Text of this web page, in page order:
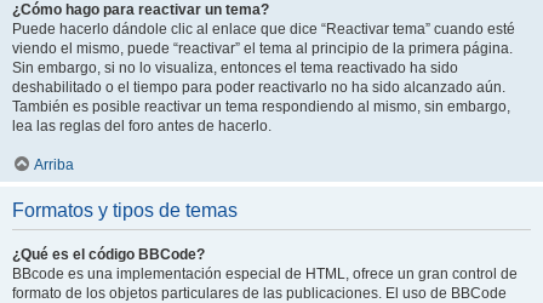
¿Cómo hago para reactivar un tema?
Puede hacerlo dándole clic al enlace que dice “Reactivar tema” cuando esté
viendo el mismo, puede “reactivar” el tema al principio de la primera página.
Sin embargo, si no lo visualiza, entonces el tema reactivado ha sido
deshabilitado o el tiempo para poder reactivarlo no ha sido alcanzado aún.
También es posible reactivar un tema respondiendo al mismo, sin embargo,
lea las reglas del foro antes de hacerlo.
Arriba
Formatos y tipos de temas
¿Qué es el código BBCode?
BBcode es una implementación especial de HTML, ofrece un gran control de
formato de los objetos particulares de las publicaciones. El uso de BBCode